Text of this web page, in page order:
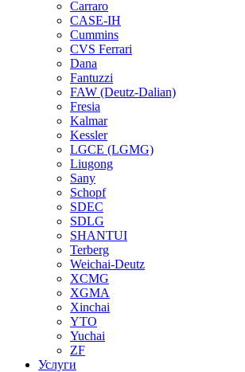
Carraro
CASE-IH
Cummins
CVS Ferrari
Dana
Fantuzzi
FAW (Deutz-Dalian)
Fresia
Kalmar
Kessler
LGCE (LGMG)
Liugong
Sany
Schopf
SDEC
SDLG
SHANTUI
Terberg
Weichai-Deutz
XCMG
XGMA
Xinchai
YTO
Yuchai
ZF
Услуги